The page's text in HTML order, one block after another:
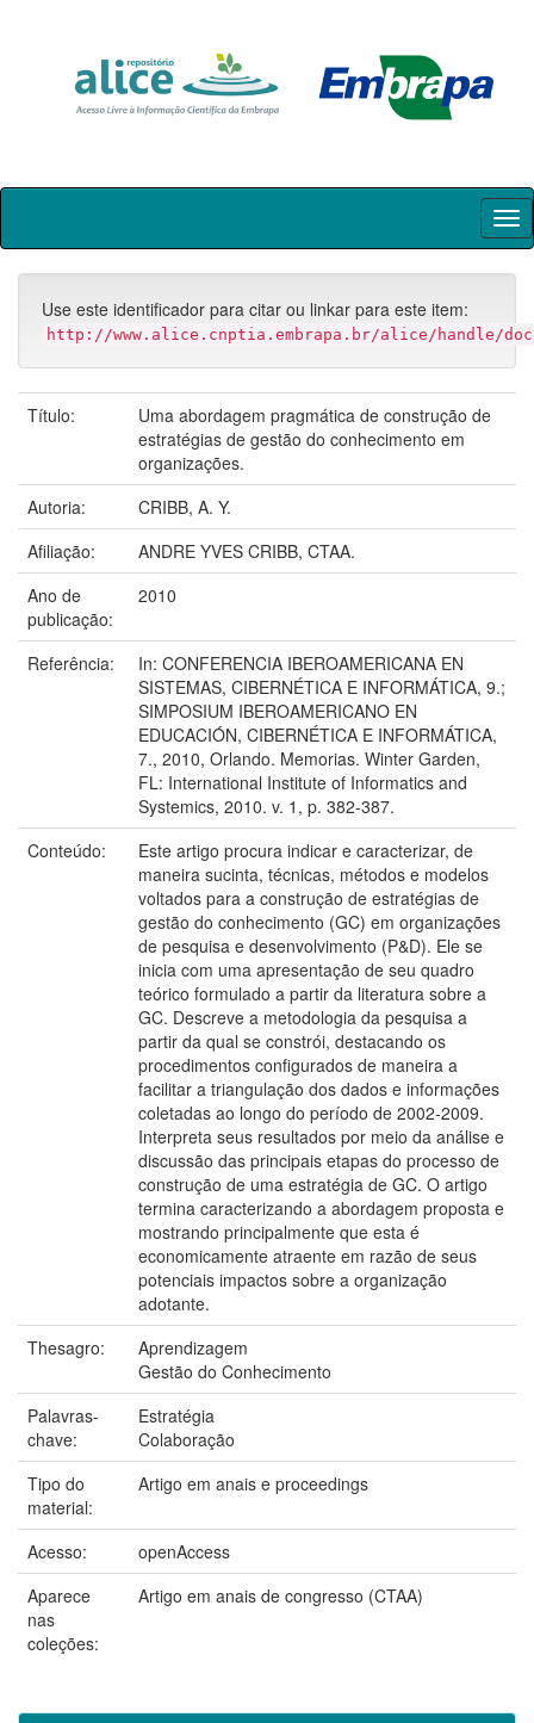
Skip
Use este identificador para citar ou linkar para este item:
http://www.alice.cnptia.embrapa.br/alice/handle/
Título:
Uma abordagem pragmática de construção de
estratégias de gestão do conhecimento em
organizações.
Autoria:
CRIBB, A. Y.
Afiliação:
ANDRE YVES CRIBB, CTAA.
Ano de
publicação:
2010
Referência:
In: CONFERENCIA IBEROAMERICANA EN
SISTEMAS, CIBERNÉTICA E INFORMÁTICA, 9.;
SIMPOSIUM IBEROAMERICANO EN
EDUCACIÓN, CIBERNÉTICA E INFORMÁTICA,
7., 2010, Orlando. Memorias. Winter Garden,
FL: International Institute of Informatics and
Systemics, 2010. v. 1, p. 382-387.
Conteúdo:
Este artigo procura indicar e caracterizar, de
maneira sucinta, técnicas, métodos e modelos
voltados para a construção de estratégias de
gestão do conhecimento (GC) em organizações
de pesquisa e desenvolvimento (P&D). Ele se
inicia com uma apresentação de seu quadro
teórico formulado a partir da literatura sobre a
GC. Descreve a metodologia da pesquisa a
partir da qual se constrói, destacando os
procedimentos configurados de maneira a
facilitar a triangulação dos dados e informações
coletadas ao longo do período de 2002-2009.
Interpreta seus resultados por meio da análise e
discussão das principais etapas do processo de
construção de uma estratégia de GC. O artigo
termina caracterizando a abordagem proposta e
mostrando principalmente que esta é
economicamente atraente em razão de seus
potenciais impactos sobre a organização
adotante.
Thesagro:
Aprendizagem
Gestão do Conhecimento
Palavras-
chave:
Estratégia
Colaboração
Tipo do
material:
Artigo em anais e proceedings
Acesso:
openAccess
Aparece
nas
coleções:
Artigo em anais de congresso (CTAA)